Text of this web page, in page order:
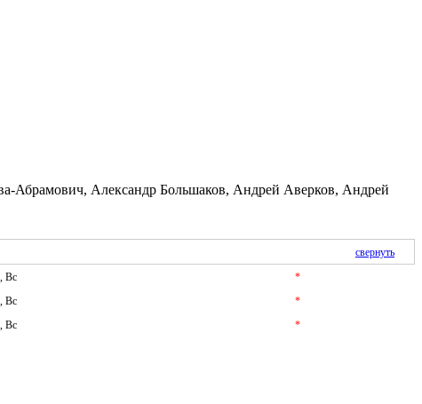
Абрамович, Александр Большаков, Андрей Аверков, Андрей
свернуть
Вс
*
Вс
*
Вс *